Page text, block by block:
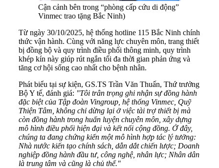
Cận cảnh bên trong “phòng cấp cứu di động”
Vinmec trao tặng Bắc Ninh)
Từ ngày 30/10/2025, hệ thống hotline 115 Bắc Ninh chính
thức vận hành. Cùng với năng lực chuyên môn, trang thiết
bị đồng bộ và quy trình điều phối thông minh, quy trình
khép kín này giúp rút ngắn tối đa thời gian phản ứng và
tăng cơ hội sống cao nhất cho bệnh nhân.
Phát biểu tại sự kiện, GS.TS Trần Văn Thuấn, Thứ trưởng
Bộ Y tế, đánh giá: "Tôi trân trọng ghi nhận sự đồng hành
đặc biệt của Tập đoàn Vingroup, hệ thống Vinmec, Quỹ
Thiện Tâm, không chỉ dừng lại ở việc tài trợ thiết bị mà
còn đồng hành trong huấn luyện chuyên môn, xây dựng
mô hình điều phối hiện đại và kết nối cộng đồng. Ở đây,
chúng ta đang chứng kiến một mô hình hợp tác lý tưởng:
Nhà nước kiến tạo chính sách, dẫn dắt chiến lược; Doanh
nghiệp đồng hành đầu tư, công nghệ, nhân lực; Nhân dân
là trung tâm và cũng là chủ thể."